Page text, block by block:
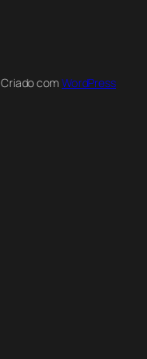
Criado com WordPress